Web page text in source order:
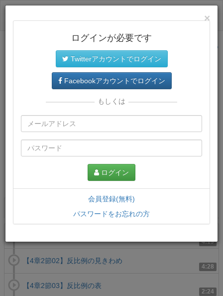
サイトトップに戻る
4:19
4:28
【4章2節02】反比例の見きわめ
2:24
【4章2節03】反比例の表
×
ログインが必要です
Twitterアカウントでログイン
Facebookアカウントでログイン
もしくは
ログイン
会員登録(無料)
パスワードをお忘れの方